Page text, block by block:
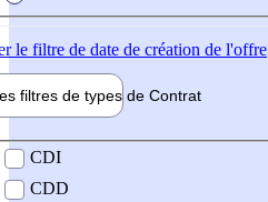
le filtre de date de création de l'offre
filtres de types de Contrat
contrat
CDI
CDD